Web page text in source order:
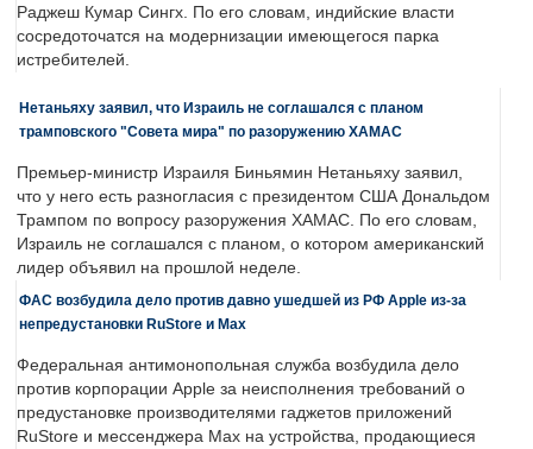
Раджеш Кумар Сингх. По его словам, индийские власти
сосредоточатся на модернизации имеющегося парка
истребителей.
Нетаньяху заявил, что Израиль не соглашался с планом
трамповского "Совета мира" по разоружению ХАМАС
Премьер-министр Израиля Биньямин Нетаньяху заявил,
что у него есть разногласия с президентом США Дональдом
Трампом по вопросу разоружения ХАМАС. По его словам,
Израиль не соглашался с планом, о котором американский
лидер объявил на прошлой неделе.
ФАС возбудила дело против давно ушедшей из РФ Apple из-за
непредустановки RuStore и Max
Федеральная антимонопольная служба возбудила дело
против корпорации Apple за неисполнения требований о
предустановке производителями гаджетов приложений
RuStore и мессенджера Max на устройства, продающиеся